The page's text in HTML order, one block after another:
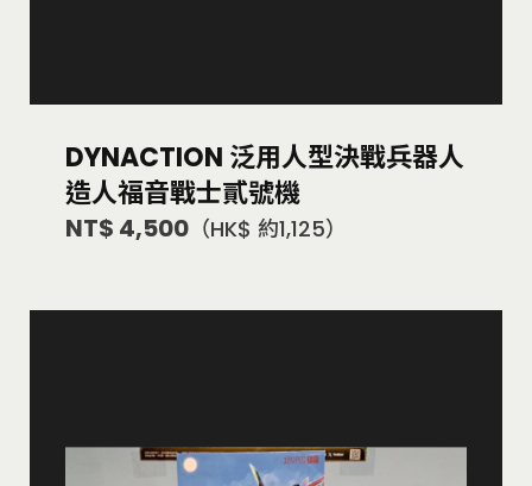
DYNACTION 泛用人型決戰兵器人
造人福音戰士貳號機
NT$ 4,500 （HK$ 約1,125）